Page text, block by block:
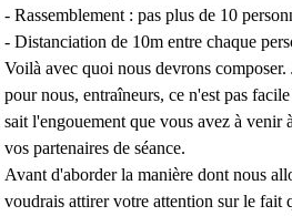
- Rassemblement : pas plus de 10
- Distanciation de 10m entre chaque
Voilà avec quoi nous devrons composer.
pour nous, entraîneurs, ce n'est pas
sait l'engouement que vous avez à venir
vos partenaires de séance.
Avant d'aborder la manière dont nous
voudrais attirer votre attention sur le fait